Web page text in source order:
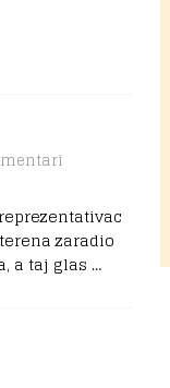
zaradio
a taj glas …